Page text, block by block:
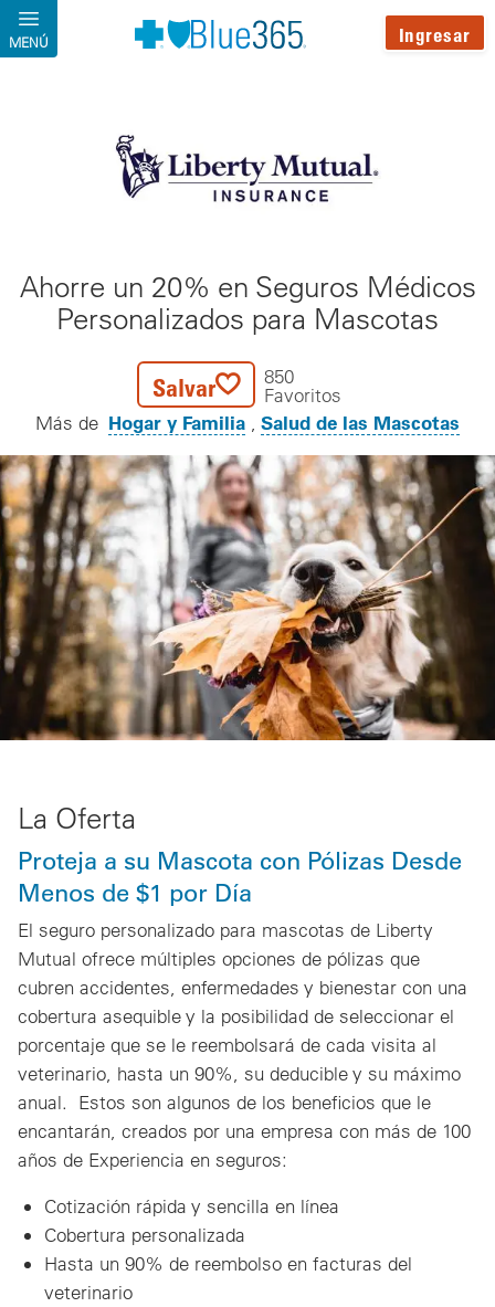
Pasar al contenido principal
MENÚ Ingresar
Ahorre un 20% en Seguros Médicos
Personalizados para Mascotas
Salvar
850
Favoritos
Más de Hogar y Familia Salud de las Mascotas
La Oferta
Proteja a su Mascota con Pólizas Desde
Menos de $1 por Día
El seguro personalizado para mascotas de Liberty
Mutual ofrece múltiples opciones de pólizas que
cubren accidentes, enfermedades y bienestar con una
cobertura asequible y la posibilidad de seleccionar el
porcentaje que se le reembolsará de cada visita al
veterinario, hasta un 90%, su deducible y su máximo
anual. Estos son algunos de los beneficios que le
encantarán, creados por una empresa con más de 100
años de Experiencia en seguros:
Cotización rápida y sencilla en línea
Cobertura personalizada
Hasta un 90% de reembolso en facturas del
veterinario